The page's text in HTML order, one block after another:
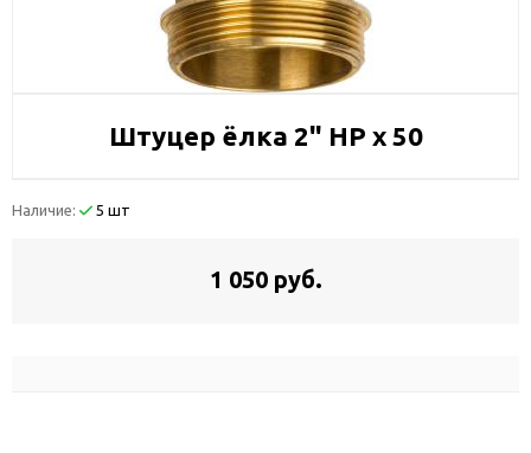
Штуцер ёлка 2" НР х 50
Наличие: 5 шт
1 050 руб.